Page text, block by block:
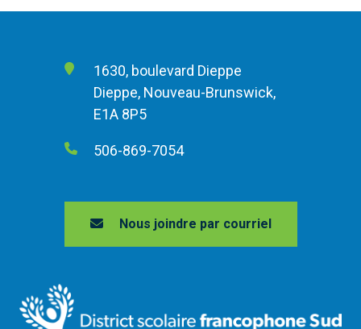
1630, boulevard Dieppe
Dieppe, Nouveau-Brunswick,
E1A 8P5
506-869-7054
Nous joindre par courriel